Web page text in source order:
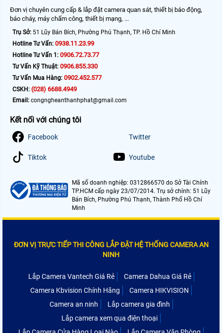
Đơn vị chuyên cung cấp & lắp đặt camera quan sát, thiết bị báo động,
báo cháy, máy chấm công, thiết bị mạng, ...
Trụ Sở: 51 Lũy Bán Bích, Phường Phú Thạnh, TP. Hồ Chí Minh
Hotline Tư Vấn: 0938.11.23.99
Hotline Tư Vấn 1: 0906.72.73.77
Tư Vấn Kỹ Thuật: 0906.855.330
Tư Vấn Mua Hàng: 0902.452.577
CSKH: (028) 6688.4949
Email: congngheanthanhphat@gmail.com
Kết nối với chúng tôi
Facebook Twitter
Tiktok Youtube
Mã số doanh nghiệp: 0312866570 do Sở Tài Chính
TP.HCM cấp ngày 23/07/2014. Trụ sở chính: 51 Lũy
Bán Bích, Phường Phú Thạnh, Thành Phố Hồ Chí
Minh
ĐƠN VỊ TRỰC TIẾP THI CÔNG LẮP ĐẶT HỆ THỐNG CAMERA AN
NINH
Lắp Camera Vantech Giá Rẻ
Camera Dahua Giá Rẻ
Camera Kbvision Chính Hãng
Camera HIKVISION
Camera an ninh
Lắp camera gia đình
Lắp camera xem qua điện thoại